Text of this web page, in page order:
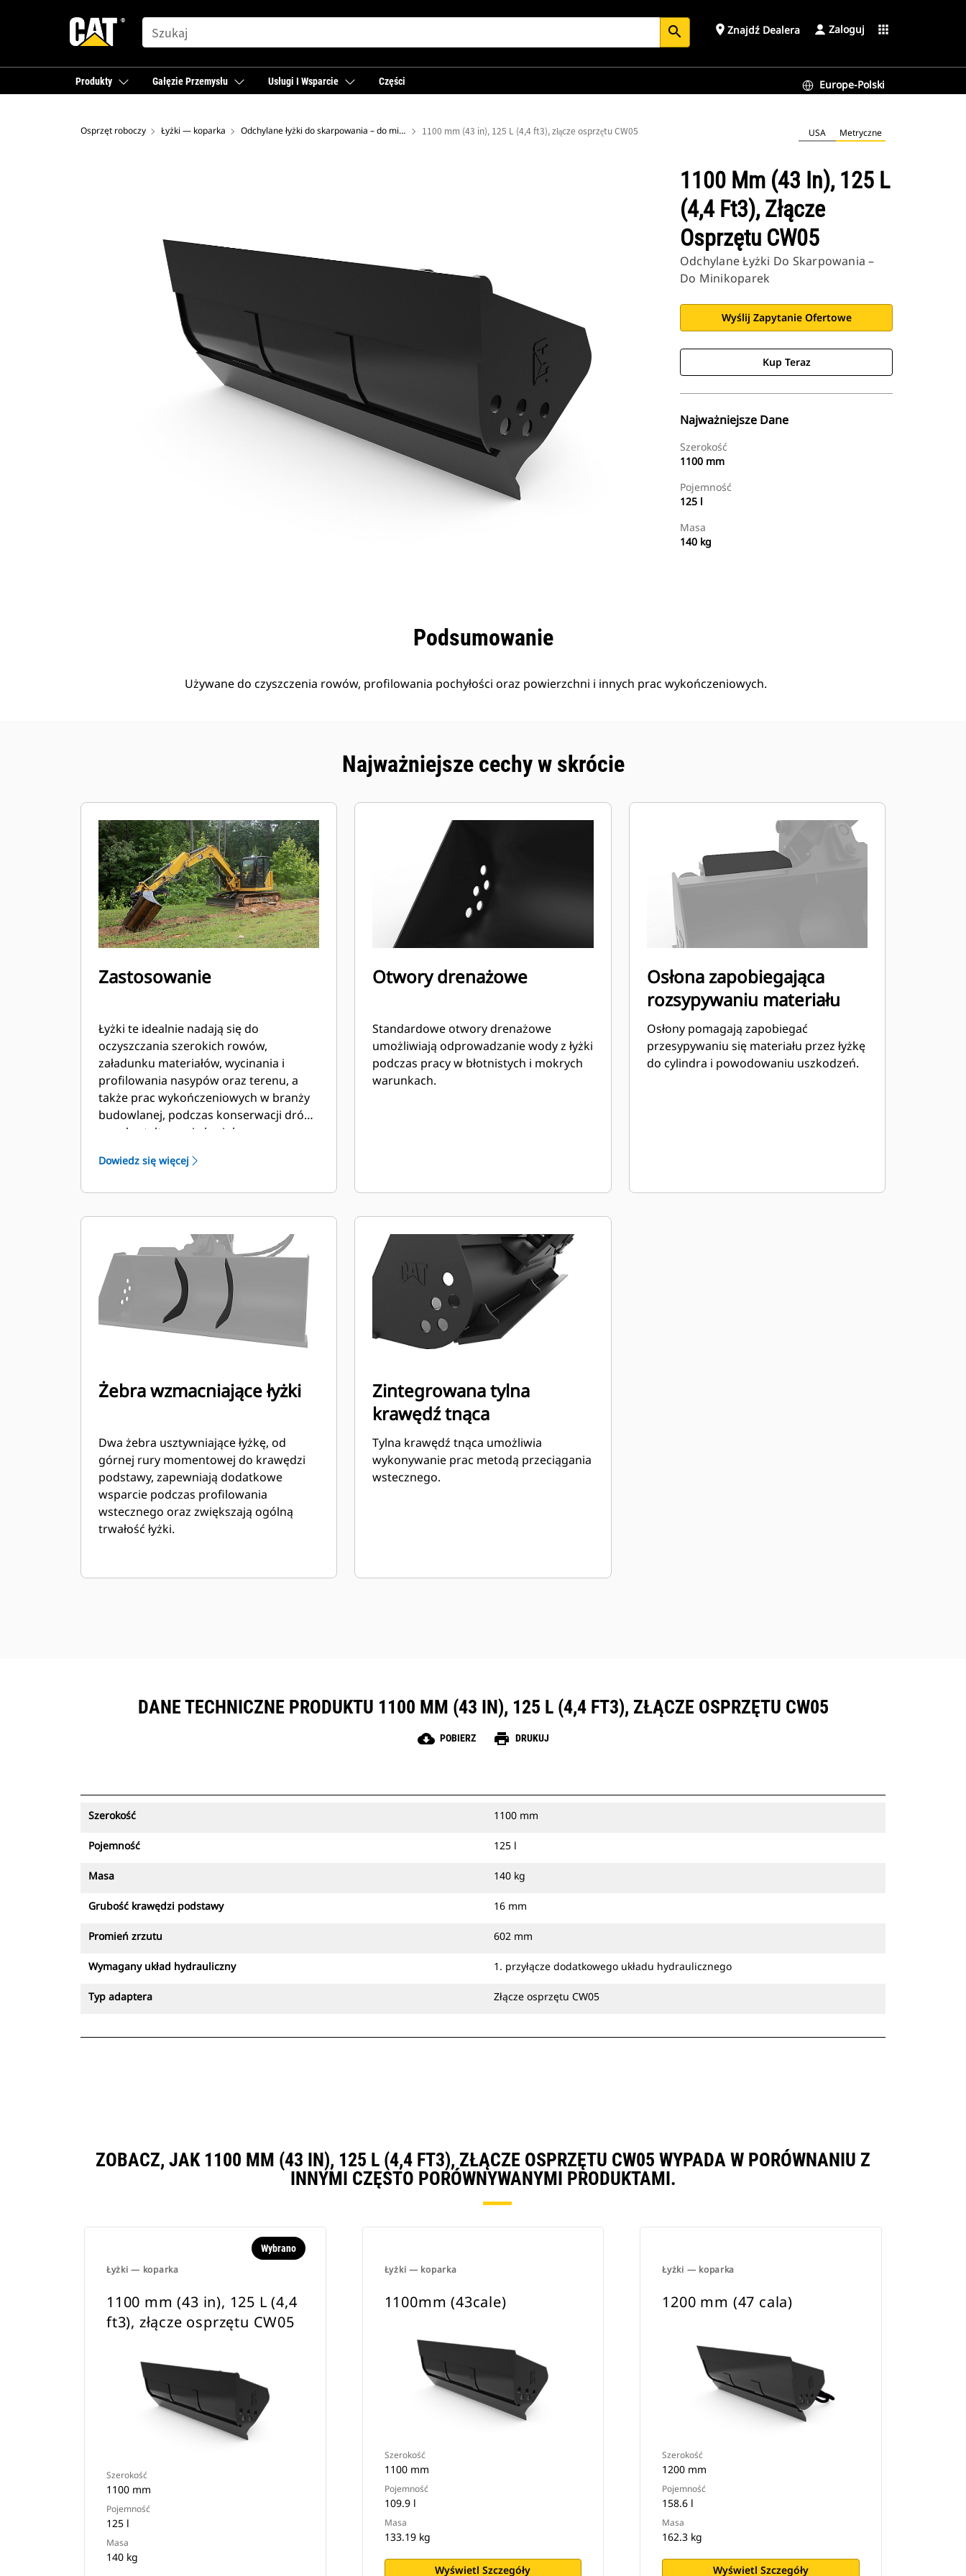
SEARCH search place Znajdź Dealera Zaloguj apps
Produkty Gałęzie Przemysłu Usługi I Wsparcie Części Europe-Polski
Osprzęt roboczy Łyżki — koparka Odchylane łyżki do skarpowania – do minikoparek 1100 mm (43 in), 125 L (4,4 ft3), złącze osprzętu CW05 USA Metryczne
1100 Mm (43 In), 125 L
(4,4 Ft3), Złącze
Osprzętu CW05
Odchylane Łyżki Do Skarpowania –
Do Minikoparek
Wyślij Zapytanie Ofertowe
Kup Teraz
Najważniejsze Dane
Szerokość
1100 mm
Pojemność
125 l
Masa
140 kg
Podsumowanie
Używane do czyszczenia rowów, profilowania pochyłości oraz powierzchni i innych prac wykończeniowych.
Najważniejsze cechy w skrócie
Zastosowanie
Łyżki te idealnie nadają się do
oczyszczania szerokich rowów,
załadunku materiałów, wycinania i
profilowania nasypów oraz terenu, a
także prac wykończeniowych w branży
budowlanej, podczas konserwacji dróg
oraz kształtowania krajobrazu.
Dowiedz się więcej
Otwory drenażowe
Standardowe otwory drenażowe
umożliwiają odprowadzanie wody z łyżki
podczas pracy w błotnistych i mokrych
warunkach.
Osłona zapobiegająca
rozsypywaniu materiału
Osłony pomagają zapobiegać
przesypywaniu się materiału przez łyżkę
do cylindra i powodowaniu uszkodzeń.
Żebra wzmacniające łyżki
Dwa żebra usztywniające łyżkę, od
górnej rury momentowej do krawędzi
podstawy, zapewniają dodatkowe
wsparcie podczas profilowania
wstecznego oraz zwiększają ogólną
trwałość łyżki.
Zintegrowana tylna
krawędź tnąca
Tylna krawędź tnąca umożliwia
wykonywanie prac metodą przeciągania
wstecznego.
DANE TECHNICZNE PRODUKTU 1100 MM (43 IN), 125 L (4,4 FT3), ZŁĄCZE OSPRZĘTU CW05
cloud_download POBIERZ print DRUKUJ
Szerokość 1100 mm
Pojemność 125 l
Masa 140 kg
Grubość krawędzi podstawy 16 mm
Promień zrzutu 602 mm
Wymagany układ hydrauliczny 1. przyłącze dodatkowego układu hydraulicznego
Typ adaptera Złącze osprzętu CW05
ZOBACZ, JAK 1100 MM (43 IN), 125 L (4,4 FT3), ZŁĄCZE OSPRZĘTU CW05 WYPADA W PORÓWNANIU Z
INNYMI CZĘSTO PORÓWNYWANYMI PRODUKTAMI.
Łyżki — koparka
Wybrano
1100 mm (43 in), 125 L (4,4
ft3), złącze osprzętu CW05
Szerokość
1100 mm
Pojemność
125 l
Masa
140 kg
Łyżki — koparka
1100mm (43cale)
Szerokość
1100 mm
Pojemność
109.9 l
Masa
133.19 kg
Wyświetl Szczegóły
Łyżki — koparka
1200 mm (47 cala)
Szerokość
1200 mm
Pojemność
158.6 l
Masa
162.3 kg
Wyświetl Szczegóły